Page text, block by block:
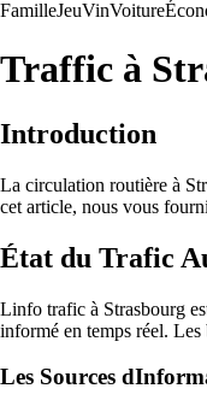
FamilleJeuVinVoiture
Traffic à
Introduction
La circulation routière à
cet article, nous vous
État du Trafic
Linfo trafic à Strasbourg
informé en temps réel.
Les Sources